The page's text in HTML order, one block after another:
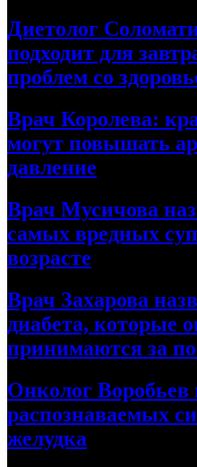
Диетолог
подходит для
проблем со
Врач Королева:
могут повышать
давление
Врач Мусичова
самых вредных
возрасте
Врач Захарова
диабета, которые
принимаются за
Онколог Воробьев
распознаваемых
желудка